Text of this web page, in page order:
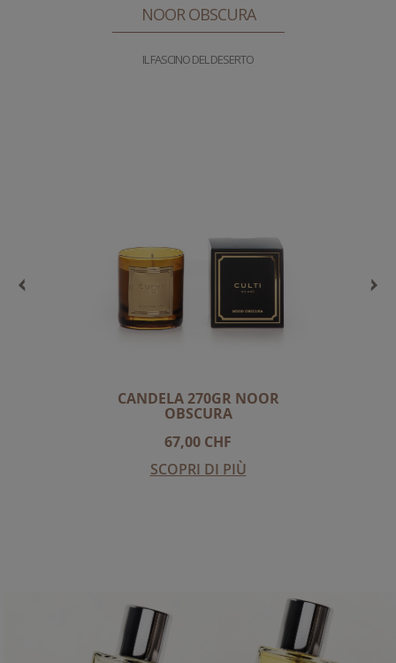
NOOR OBSCURA
IL FASCINO DEL DESERTO
CANDELA 270GR NOOR
OBSCURA
67,00 CHF
SCOPRI DI PIÙ